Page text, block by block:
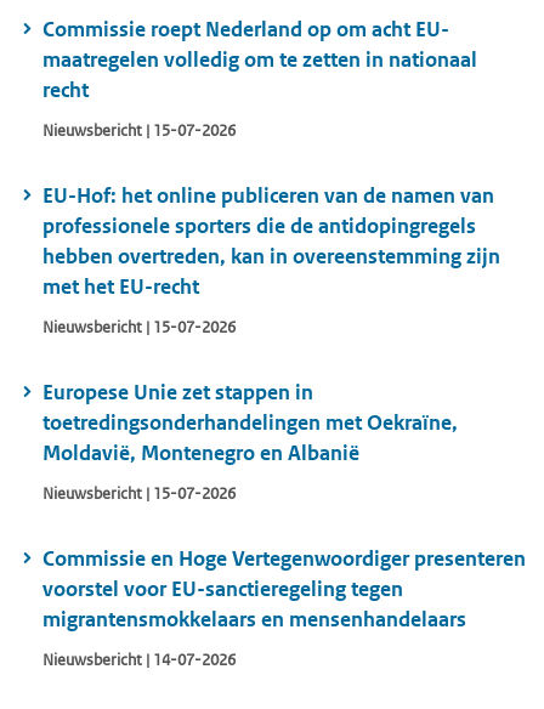
Commissie roept Nederland op om acht EU-
maatregelen volledig om te zetten in nationaal
recht
Nieuwsbericht | 15-07-2026
EU-Hof: het online publiceren van de namen van
professionele sporters die de antidopingregels
hebben overtreden, kan in overeenstemming zijn
met het EU-recht
Nieuwsbericht | 15-07-2026
Europese Unie zet stappen in
toetredingsonderhandelingen met Oekraïne,
Moldavië, Montenegro en Albanië
Nieuwsbericht | 15-07-2026
Commissie en Hoge Vertegenwoordiger presenteren
voorstel voor EU-sanctieregeling tegen
migrantensmokkelaars en mensenhandelaars
Nieuwsbericht | 14-07-2026